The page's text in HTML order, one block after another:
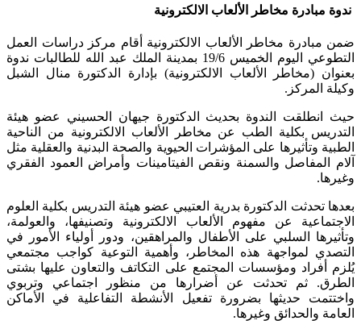
ندوة مبادرة مخاطر الألعاب الالكترونية
​ضمن مبادرة مخاطر الألعاب الالكترونية أقام مركز دراسات العمل
التطوعي اليوم الخميس 19/6 بمدينة الملك عبد الله للطالبات ندوة
بعنوان (مخاطر الألعاب الالكترونية) بإدارة الدكتورة منال الشبل
وكيلة المركز.
حيث انطلقت الندوة بحديث الدكتورة جيهان الحسيني عضو هيئة
التدريس بكلية الطب عن مخاطر الألعاب الالكترونية من الناحية
الطبية وتأثيرها على المؤشرات الحيوية والصحة البدنية والعقلية مثل
آلام المفاصل والسمنة ونقص الفيتامينات وأمراض العمود الفقري
وغيرها.
بعدها تحدثت الدكتورة بدرية العتيبي عضو هيئة التدريس بكلية العلوم
الاجتماعية عن مفهوم الألعاب الالكترونية وتصنيفها، والعولمة،
وتأثيرها السلبي على الأطفال والمراهقين، ودور أولياء الأمور في
التصدي لمواجهة هذه المخاطر، وأهمية التوعية كواجب مجتمعي
يُلزم أفراد ومؤسسات المجتمع على التكاتف والتعاون عليها بشتى
الطرق. ثم تحدثت عن أضرارها من منظور اجتماعي وتربوي
واختتمت حديثها بضرورة تفعيل الأنشطة التفاعلية في الأماكن
العامة والحدائق وغيرها.